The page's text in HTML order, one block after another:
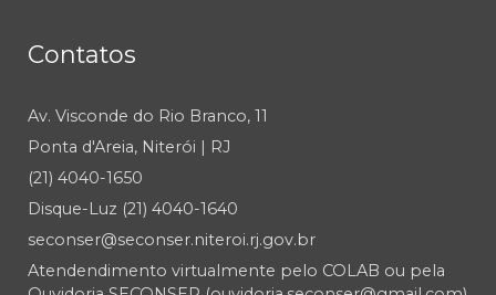
Contatos
Av. Visconde do Rio Branco, 11
Ponta d'Areia, Niterói | RJ
(21) 4040-1650
Disque-Luz (21) 4040-1640
seconser@seconser.niteroi.rj.gov.br
Atendendimento virtualmente pelo COLAB ou pela